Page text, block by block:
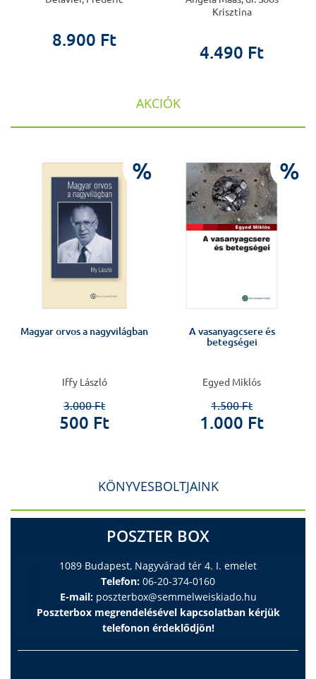
8.900 Ft
Krisztina
4.490 Ft
AKCIÓK
%
Magyar orvos a nagyvilágban
Iffy László
3.000 Ft
500 Ft
%
A vasanyagcsere és
betegségei
Egyed Miklós
1.500 Ft
1.000 Ft
KÖNYVESBOLTJAINK
POSZTER BOX
1089 Budapest, Nagyvárad tér 4. I. emelet
Telefon: 06-20-374-0160
E-mail: poszterbox@semmelweiskiado.hu
Poszterbox megrendelésével kapcsolatban kérjük
telefonon érdeklődjön!